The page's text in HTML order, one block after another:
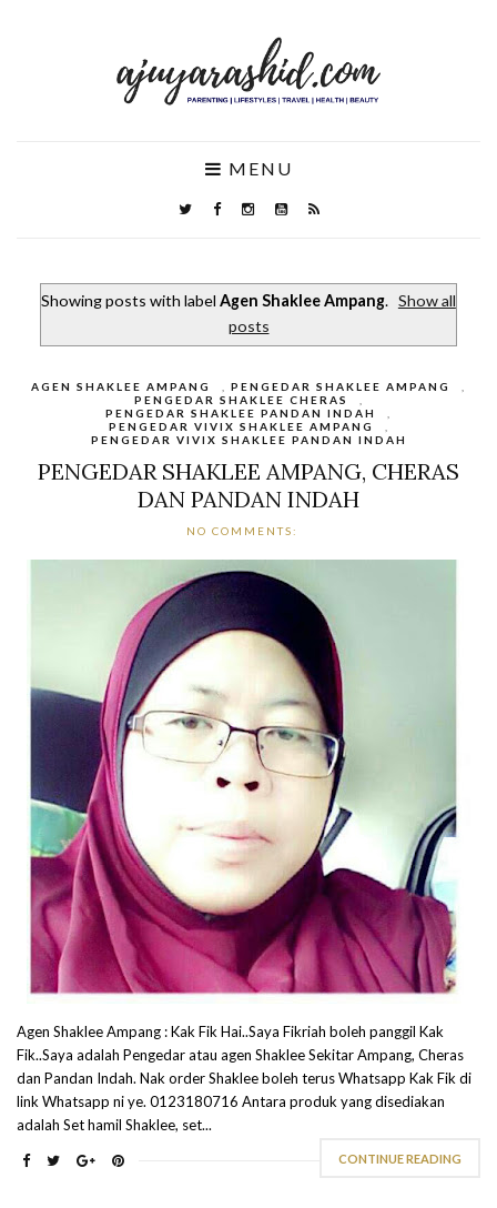
MENU
Showing posts with labelAgen Shaklee Ampang. Show all
posts
AGEN SHAKLEE AMPANG PENGEDAR SHAKLEE AMPANG
PENGEDAR SHAKLEE CHERAS
PENGEDAR SHAKLEE PANDAN INDAH
PENGEDAR VIVIX SHAKLEE AMPANG
PENGEDAR VIVIX SHAKLEE PANDAN INDAH
PENGEDAR SHAKLEE AMPANG, CHERAS
DAN PANDAN INDAH
NO COMMENTS:
Agen Shaklee Ampang : Kak Fik Hai..Saya Fikriah boleh panggil Kak
Fik..Saya adalah Pengedar atau agen Shaklee Sekitar Ampang, Cheras
dan Pandan Indah. Nak order Shaklee boleh terus Whatsapp Kak Fik di
link Whatsapp ni ye. 0123180716 Antara produk yang disediakan
adalah Set hamil Shaklee, set...
CONTINUE READING